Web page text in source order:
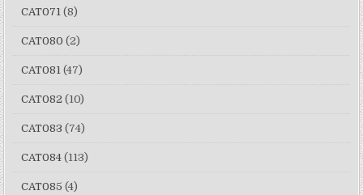
CAT071 (8)
CAT080 (2)
CAT081 (47)
CAT082 (10)
CAT083 (74)
CAT084 (113)
CAT085 (4)